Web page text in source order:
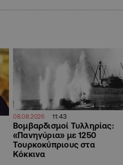
08.08.2026 11:43
Βομβαρδισμοί Τυλληρίας:
«Πανηγύρια» με 1250
Τουρκοκύπριους στα
Κόκκινα